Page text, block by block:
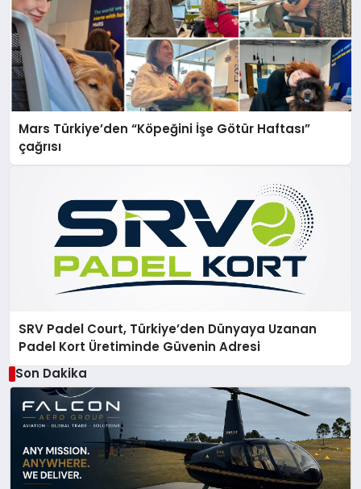
Mars Türkiye’den “Köpeğini İşe Götür Haftası”
çağrısı
SRV Padel Court, Türkiye’den Dünyaya Uzanan
Padel Kort Üretiminde Güvenin Adresi
Son Dakika